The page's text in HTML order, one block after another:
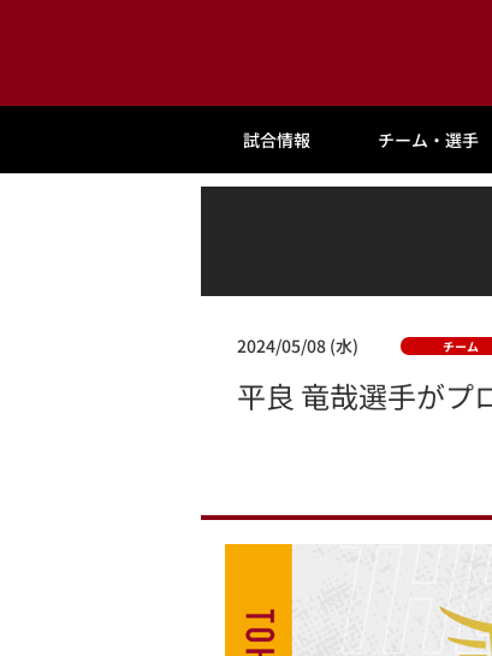
試合情報 チーム・選手
2024/05/08 (水) チーム
平良 竜哉選手がプ